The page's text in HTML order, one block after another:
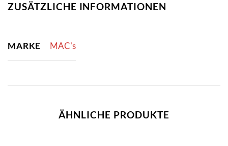
ZUSÄTZLICHE INFORMATIONEN
MARKE MAC's
ÄHNLICHE PRODUKTE